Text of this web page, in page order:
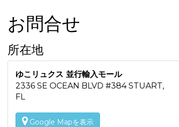
お問合せ
所在地
ゆこリュクス 並行輸入モール
2336 SE OCEAN BLVD #384 STUART,
FL
Google Mapを表示